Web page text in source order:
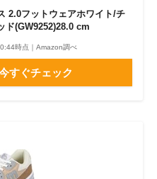
2.0フットウェアホワイト/チ
ド(GW9252)28.0 cm
時点｜Amazon調べ
すぐチェック